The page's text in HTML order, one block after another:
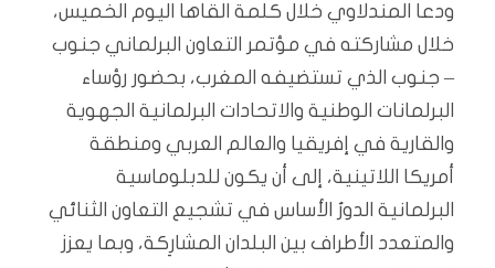
ودعا المندلاوي خلال كلمة القاها اليوم الخميس،
خلال مشاركته في مؤتمر التعاون البرلماني جنوب
– جنوب الذي تستضيفه المغرب، بحضور رؤساء
البرلمانات الوطنية والاتحادات البرلمانية الجهوية
والقارية في إفريقيا والعالم العربي ومنطقة
أمريكا اللاتينية، إلى أن يكون للدبلوماسية
البرلمانية الدورُ الأساس في تشجيع التعاون الثنائي
والمتعدد الأطراف بين البلدان المشارِكة، وبما يعزز